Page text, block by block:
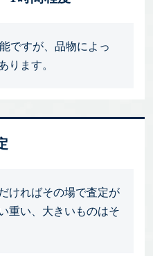
ですが、品物によっ
ります。
ければその場で査定が
重い、大きいものはそ